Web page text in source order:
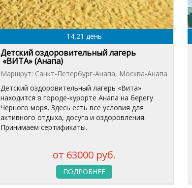
14,21 день
Детский оздоровительный лагерь
«ВИТА» (Анапа)
Маршрут: Санкт-Петербург-Анапа, Москва-Анапа
Детский оздоровительный лагерь «Вита»
находится в городе-курорте Анапа на берегу
Черного моря. Здесь есть все условия для
активного отдыха, досуга и оздоровления.
Принимаем сертификаты.
от 63000 руб.
ПОДРОБНЕЕ